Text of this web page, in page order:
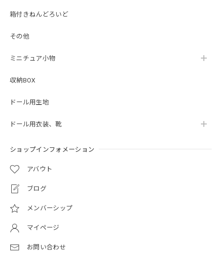
箱付きねんどろいど
その他
ミニチュア小物
収納BOX
ドール用生地
ドール用衣装、靴
ショップインフォメーション
アバウト
ブログ
メンバーシップ
マイページ
お問い合わせ